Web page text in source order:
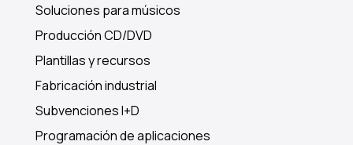
Soluciones para músicos
Producción CD/DVD
Plantillas y recursos
Fabricación industrial
Subvenciones I+D
Programación de aplicaciones